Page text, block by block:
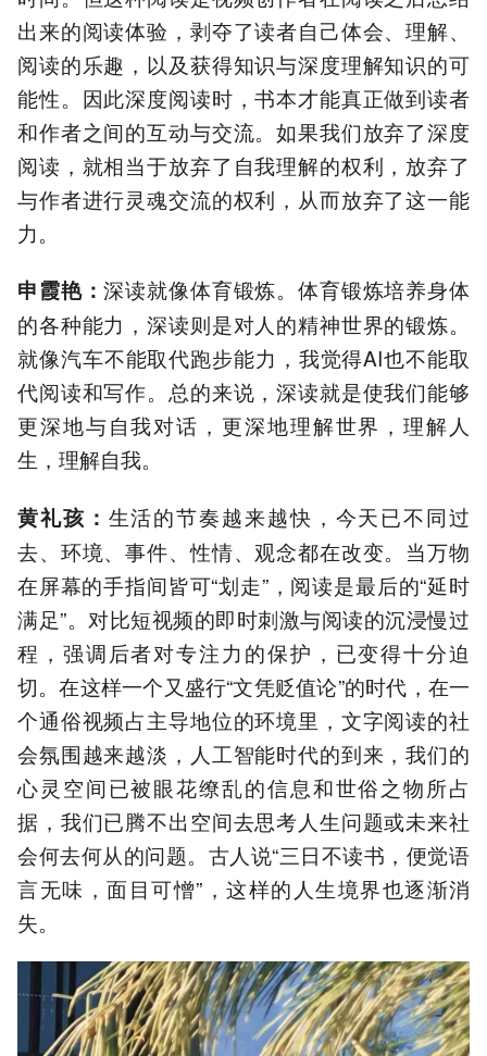
出来的阅读体验，剥夺了读者自己体会、理解、
阅读的乐趣，以及获得知识与深度理解知识的可
能性。因此深度阅读时，书本才能真正做到读者
和作者之间的互动与交流。如果我们放弃了深度
阅读，就相当于放弃了自我理解的权利，放弃了
与作者进行灵魂交流的权利，从而放弃了这一能
力。
申霞艳：深读就像体育锻炼。体育锻炼培养身体
的各种能力，深读则是对人的精神世界的锻炼。
就像汽车不能取代跑步能力，我觉得AI也不能取
代阅读和写作。总的来说，深读就是使我们能够
更深地与自我对话，更深地理解世界，理解人
生，理解自我。
黄礼孩： 生活的节奏越来越快，今天已不同过
去、环境、事件、性情、观念都在改变。当万物
在屏幕的手指间皆可“划走”，阅读是最后的“延时
满足”。对比短视频的即时刺激与阅读的沉浸慢过
程，强调后者对专注力的保护，已变得十分迫
切。在这样一个又盛行“文凭贬值论”的时代，在一
个通俗视频占主导地位的环境里，文字阅读的社
会氛围越来越淡，人工智能时代的到来，我们的
心灵空间已被眼花缭乱的信息和世俗之物所占
据，我们已腾不出空间去思考人生问题或未来社
会何去何从的问题。古人说“三日不读书，便觉语
言无味，面目可憎”，这样的人生境界也逐渐消
失。